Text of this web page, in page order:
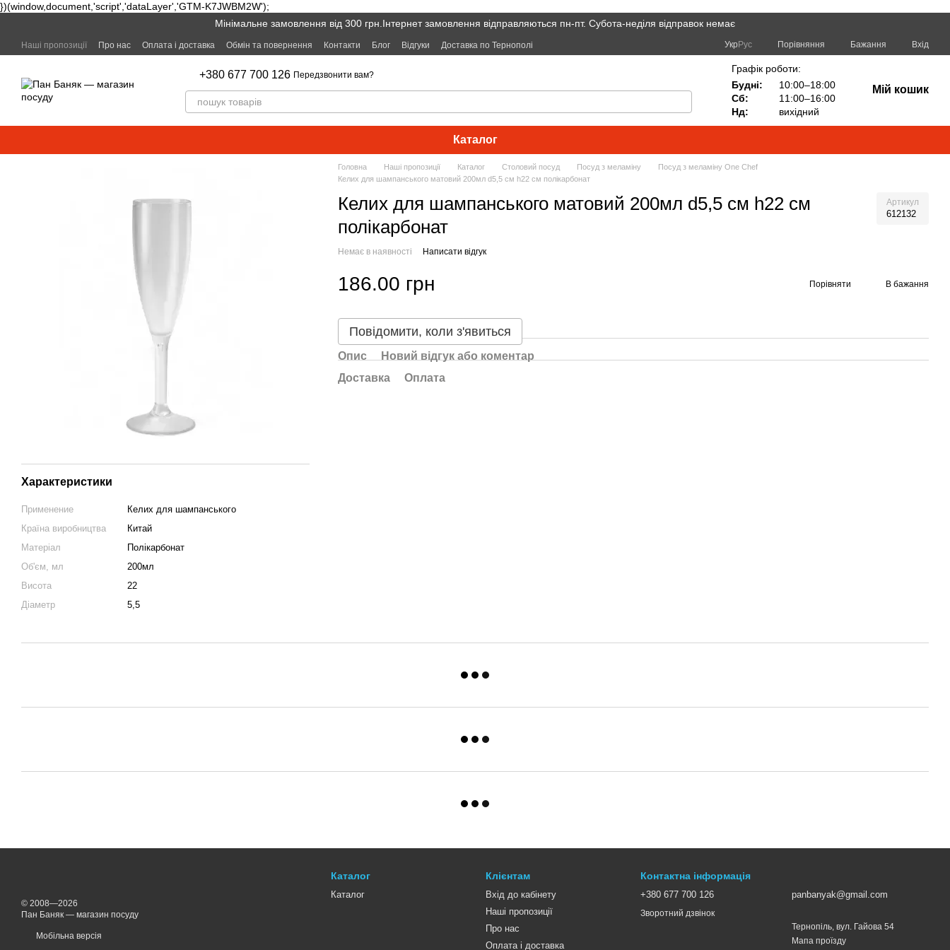
})(window,document,'script','dataLayer','GTM-K7JWBM2W');
Мінімальне замовлення від 300 грн.Інтернет замовлення відправляються пн-пт. Субота-неділя відправок немає
Наші пропозиції Про нас Оплата і доставка Обмін та повернення Контакти Блог Відгуки Доставка по Тернополі Укр Рус Порівняння Бажання Вхід
+380 677 700 126 Передзвонити вам?
Графік роботи:
Будні:
10:00–18:00
Сб:
11:00–16:00
Нд:
вихідний
Мій кошик
Каталог
Характеристики
Применение
Келих для шампанського
Країна виробництва
Китай
Матеріал
Полікарбонат
Об'єм, мл
200мл
Висота
22
Діаметр
5,5
Головна Наші пропозиції Каталог Cтоловий посуд Посуд з меламіну
Посуд з меламіну One Chef
Келих для шампанського матовий 200мл d5,5 см h22 см полікарбонат
Келих для шампанського матовий 200мл d5,5 см h22 см
полікарбонат
Артикул
612132
Немає в наявності Написати відгук
186.00 грн Порівняти В бажання
Повідомити, коли з'явиться
Опис
Новий відгук або коментар
Доставка
Оплата
© 2008—2026
Пан Баняк — магазин посуду
Мобільна версія
Каталог
Каталог
Клієнтам
Вхід до кабінету
Наші пропозиції
Про нас
Оплата і доставка
Контактна інформація
+380 677 700 126
Зворотний дзвінок
panbanyak@gmail.com
Тернопіль, вул. Гайова 54
Мапа проїзду